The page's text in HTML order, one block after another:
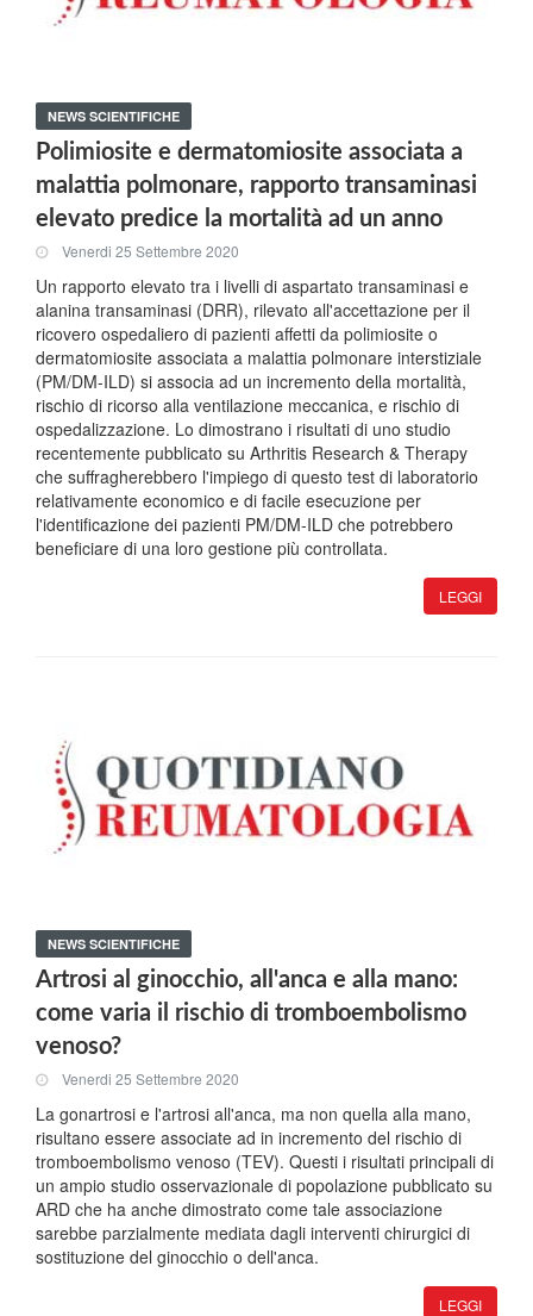
NEWS SCIENTIFICHE
Polimiosite e dermatomiosite associata a
malattia polmonare, rapporto transaminasi
elevato predice la mortalità ad un anno
Venerdi 25 Settembre 2020
Un rapporto elevato tra i livelli di aspartato transaminasi e
alanina transaminasi (DRR), rilevato all'accettazione per il
ricovero ospedaliero di pazienti affetti da polimiosite o
dermatomiosite associata a malattia polmonare interstiziale
(PM/DM-ILD) si associa ad un incremento della mortalità,
rischio di ricorso alla ventilazione meccanica, e rischio di
ospedalizzazione. Lo dimostrano i risultati di uno studio
recentemente pubblicato su Arthritis Research & Therapy
che suffragherebbero l'impiego di questo test di laboratorio
relativamente economico e di facile esecuzione per
l'identificazione dei pazienti PM/DM-ILD che potrebbero
beneficiare di una loro gestione più controllata.
LEGGI
NEWS SCIENTIFICHE
Artrosi al ginocchio, all'anca e alla mano:
come varia il rischio di tromboembolismo
venoso?
Venerdi 25 Settembre 2020
La gonartrosi e l'artrosi all'anca, ma non quella alla mano,
risultano essere associate ad in incremento del rischio di
tromboembolismo venoso (TEV). Questi i risultati principali di
un ampio studio osservazionale di popolazione pubblicato su
ARD che ha anche dimostrato come tale associazione
sarebbe parzialmente mediata dagli interventi chirurgici di
sostituzione del ginocchio o dell'anca.
LEGGI